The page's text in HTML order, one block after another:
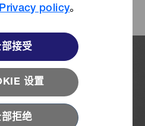
Privacy policy。
设置
接受
拒绝
）